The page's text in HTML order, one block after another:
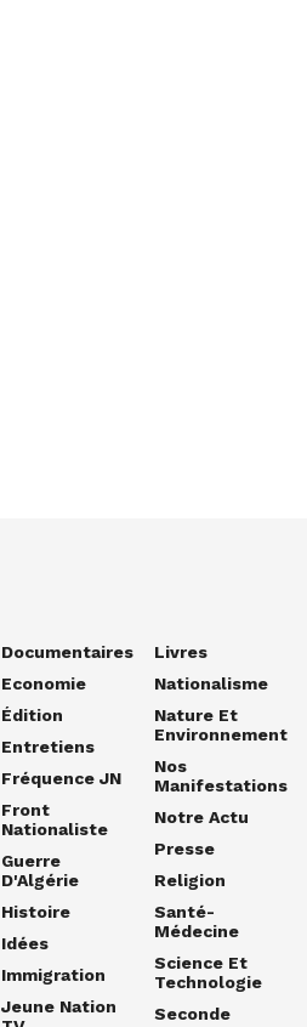
Documentaires
Economie
Édition
Entretiens
Fréquence JN
Front
Nationaliste
Guerre
D'Algérie
Histoire
Idées
Immigration
Jeune Nation
Livres
Nationalisme
Nature Et
Environnement
Nos
Manifestations
Notre Actu
Presse
Religion
Santé-
Médecine
Science Et
Technologie
Seconde